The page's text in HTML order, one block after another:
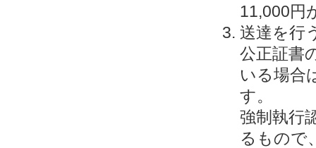
11,000円
送達を行
公正証書
いる場合
す。
強制執行
るもので